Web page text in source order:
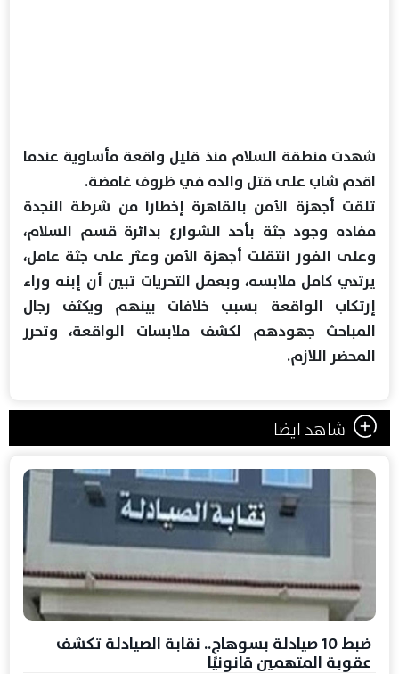
شهدت منطقة السلام منذ قليل واقعة مأساوية عندما
اقدم شاب على قتل والده في ظروف غامضة.
تلقت أجهزة الأمن بالقاهرة إخطارا من شرطة النجدة
مفاده وجود جثة بأحد الشوارع بدائرة قسم السلام،
وعلى الفور انتقلت أجهزة الأمن وعثر على جثة عامل،
يرتدي كامل ملابسه، وبعمل التحريات تبين أن إبنه وراء
إرتكاب الواقعة بسبب خلافات بينهم ويكثف رجال
المباحث جهودهم لكشف ملابسات الواقعة، وتحرر
المحضر اللازم.
شاهد ايضا
ضبط 10 صيادلة بسوهاج.. نقابة الصيادلة تكشف
عقوبة المتهمين قانونيًا